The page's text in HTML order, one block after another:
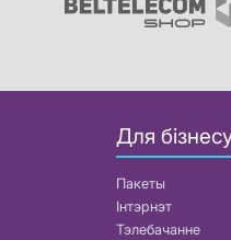
Для
Пакеты
Інтэрнэт
Тэлебачанне